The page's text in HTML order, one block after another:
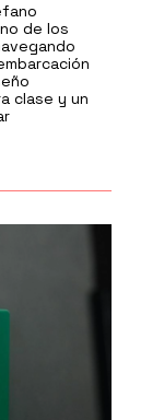
de los
clase y un